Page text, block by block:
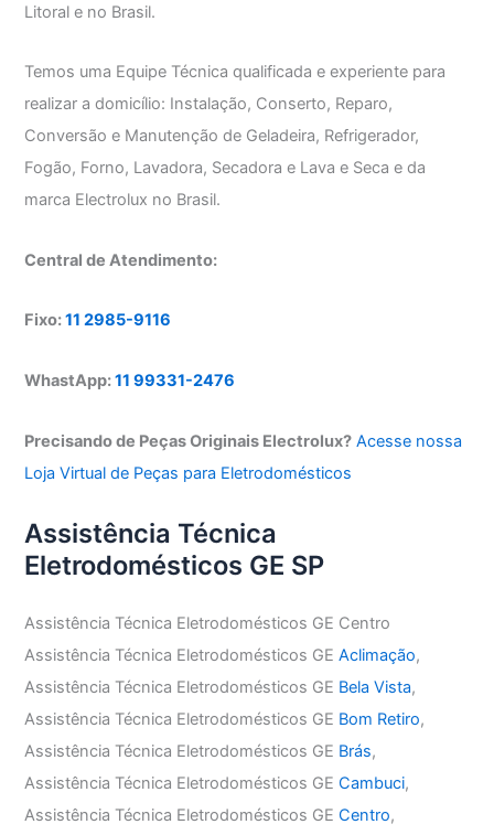
Litoral e no Brasil.
Temos uma Equipe Técnica qualificada e experiente para
realizar a domicílio: Instalação, Conserto, Reparo,
Conversão e Manutenção de Geladeira, Refrigerador,
Fogão, Forno, Lavadora, Secadora e Lava e Seca e da
marca Electrolux no Brasil.
Central de Atendimento:
Fixo:11 2985-9116
WhastApp:11 99331-2476
Precisando de Peças Originais Electrolux? Acesse nossa
Loja Virtual de Peças para Eletrodomésticos
Assistência Técnica
Eletrodomésticos GE SP
Assistência Técnica Eletrodomésticos GE Centro
Assistência Técnica Eletrodomésticos GEAclimação,
Assistência Técnica Eletrodomésticos GE Bela Vista,
Assistência Técnica Eletrodomésticos GE Bom Retiro,
Assistência Técnica Eletrodomésticos GE Brás,
Assistência Técnica Eletrodomésticos GECambuci,
Assistência Técnica Eletrodomésticos GECentro,